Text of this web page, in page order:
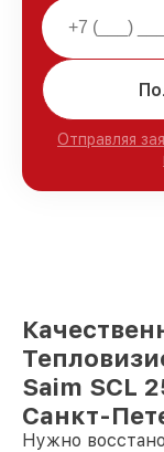
Отправляя
Saim SCL
Санкт-
Нужно